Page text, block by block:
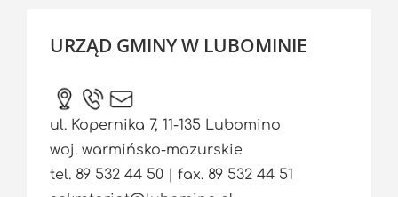
URZĄD GMINY W LUBOMINIE
ul. Kopernika 7, 11-135 Lubomino
woj. warmińsko-mazurskie
tel. 89 532 44 50 | fax. 89 532 44 51